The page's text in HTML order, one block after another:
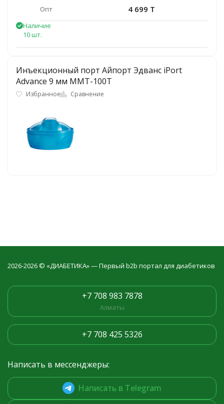
Опт 4 699 T
Наличие
10 шт.
Инъекционный порт Айпорт Эдванс iPort
Advance 9 мм ММТ-100Т
Избранное Сравнение
2026-2026 © «ДИАБЕТИКА» — Первый b2b портал для диабетиков
+7 708 983 7878
Алматы
+7 708 425 5326
Написать в мессенджеры:
Написать в Telegram